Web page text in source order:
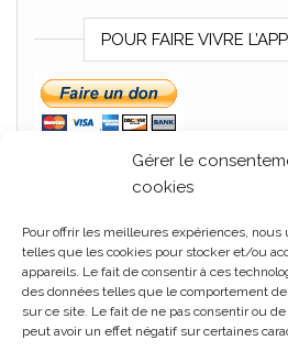
Gérer le
cookies
Pour offrir les meilleures expériences, nous
telles que les cookies pour stocker et/ou
appareils. Le fait de consentir à ces
des données telles que le comportement
sur ce site. Le fait de ne pas consentir ou
peut avoir un effet négatif sur certaines
POUR FAIRE VIVRE
MÉTA
Connexion
Flux des publications